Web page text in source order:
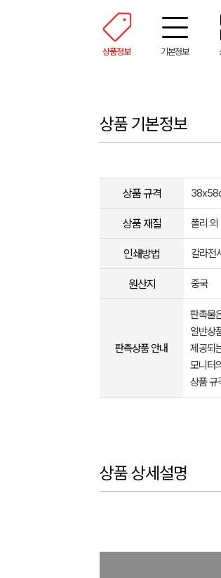
상품정보 기본정보
상품 기본정보
상품 규격
상품 재질 폴리 외
인쇄방법 칼라전
원산지 중국
판촉상품 안내
판촉물
일반상
제공되
모니터
상품 규
상품 상세설명